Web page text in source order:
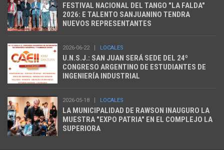
FESTIVAL NACIONAL DEL TANGO "LA FALDA"
2026: E TALENTO SANJUANINO TENDRA
NUEVOS REPRESENTANTES
2026-06-22 LOCALES
U.N.S.J.: SAN JUAN SERÁ SEDE DEL 24º
CONGRESO ARGENTINO DE ESTUDIANTES DE
INGENIERÍA INDUSTRIAL
2026-05-18 LOCALES
LA MUNICIPALIDAD DE RAWSON INAUGURO LA
MUESTRA "EXPO PATRIA" EN EL COMPLEJO LA
SUPERIORA